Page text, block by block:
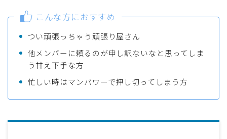
こんな方におすすめ
つい頑張っちゃう頑張り屋さん
他メンバーに頼るのが申し訳ないなと思ってしま
う甘え下手な方
忙しい時はマンパワーで押し切ってしまう方